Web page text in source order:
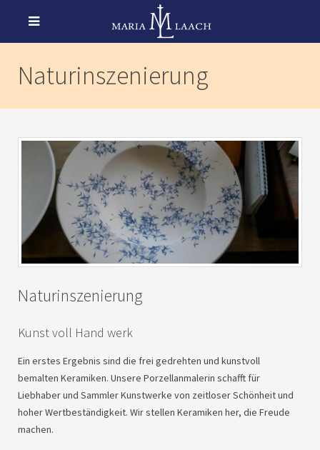
Naturinszenierung
Naturinszenierung
Kunst voll Hand werk
Ein erstes Ergebnis sind die frei gedrehten und kunstvoll
bemalten Keramiken. Unsere Porzellanmalerin schafft für
Liebhaber und Sammler Kunstwerke von zeitloser Schönheit und
hoher Wertbeständigkeit. Wir stellen Keramiken her, die Freude
machen.